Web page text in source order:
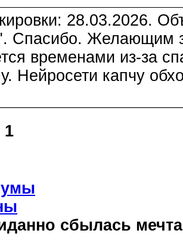
28.03.2026.
Спасибо. Желающим
временами из-за
Нейросети капчу
1
сбылась